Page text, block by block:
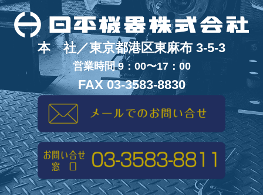
本 社／東京都港区東麻布 3-5-3
営業時間 9：00〜17：00
FAX 03-3583-8830